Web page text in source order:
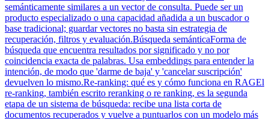
semánticamente similares a un vector de consulta. Puede ser un
producto especializado o una capacidad añadida a un buscador o
base tradicional; guardar vectores no basta sin estrategia de
recuperación, filtros y evaluación.Búsqueda semánticaForma de
búsqueda que encuentra resultados por significado y no por
coincidencia exacta de palabras. Usa embeddings para entender la
intención, de modo que 'darme de baja' y 'cancelar suscripción'
devuelven lo mismo.Re-ranking: qué es y cómo funciona en RAGEl
re-ranking, también escrito reranking o re ranking, es la segunda
etapa de un sistema de búsqueda: recibe una lista corta de
documentos recuperados y vuelve a puntuarlos con un modelo más